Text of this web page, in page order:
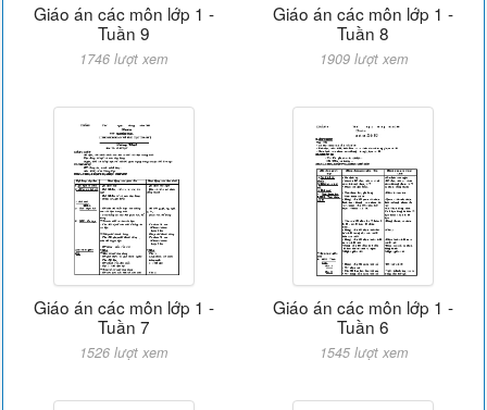
Giáo án các môn lớp 1 -
Tuần 9
1746 lượt xem
Giáo án các môn lớp 1 -
Tuần 8
1909 lượt xem
Giáo án các môn lớp 1 -
Tuần 7
1526 lượt xem
Giáo án các môn lớp 1 -
Tuần 6
1545 lượt xem